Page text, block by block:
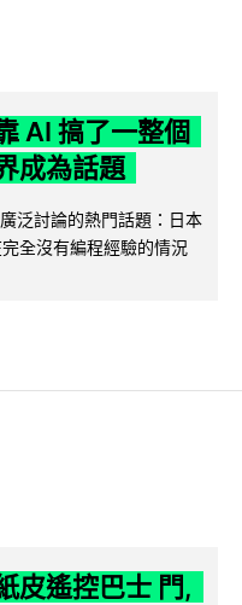
AI 搞了一整個
成為話題
泛討論的熱門話題：日本
全沒有編程經驗的情況
皮遙控巴士 門,